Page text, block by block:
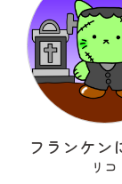
フランケン
リコ